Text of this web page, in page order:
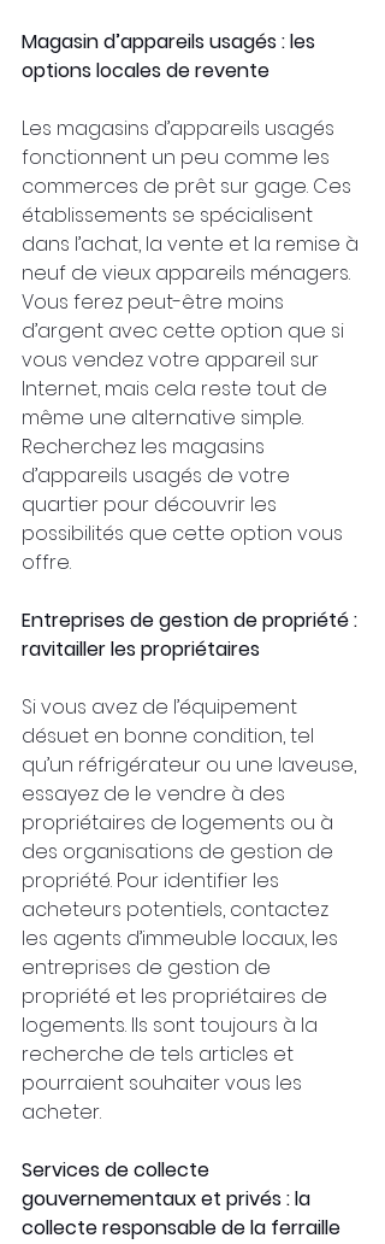
Magasin d’appareils usagés : les
options locales de revente
Les magasins d’appareils usagés
fonctionnent un peu comme les
commerces de prêt sur gage. Ces
établissements se spécialisent
dans l’achat, la vente et la remise à
neuf de vieux appareils ménagers.
Vous ferez peut-être moins
d’argent avec cette option que si
vous vendez votre appareil sur
Internet, mais cela reste tout de
même une alternative simple.
Recherchez les magasins
d’appareils usagés de votre
quartier pour découvrir les
possibilités que cette option vous
offre.
Entreprises de gestion de propriété :
ravitailler les propriétaires
Si vous avez de l’équipement
désuet en bonne condition, tel
qu’un réfrigérateur ou une laveuse,
essayez de le vendre à des
propriétaires de logements ou à
des organisations de gestion de
propriété. Pour identifier les
acheteurs potentiels, contactez
les agents d’immeuble locaux, les
entreprises de gestion de
propriété et les propriétaires de
logements. Ils sont toujours à la
recherche de tels articles et
pourraient souhaiter vous les
acheter.
Services de collecte
gouvernementaux et privés : la
collecte responsable de la ferraille